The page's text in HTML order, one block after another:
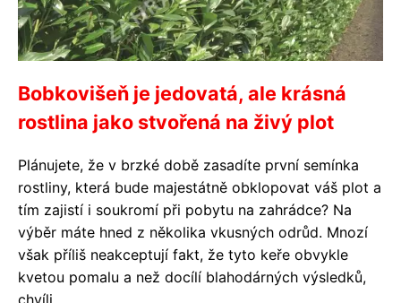
Bobkovišeň je jedovatá, ale krásná
rostlina jako stvořená na živý plot
Plánujete, že v brzké době zasadíte první semínka
rostliny, která bude majestátně obklopovat váš plot a
tím zajistí i soukromí při pobytu na zahrádce? Na
výběr máte hned z několika vkusných odrůd. Mnozí
však příliš neakceptují fakt, že tyto keře obvykle
kvetou pomalu a než docílí blahodárných výsledků,
chvíli...